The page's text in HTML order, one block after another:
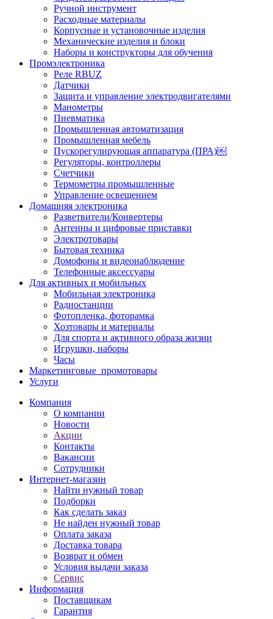
Ручной инструмент
Расходные материалы
Корпусные и установочные изделия
Механические изделия и блоки
Наборы и конструкторы для обучения
Промэлектроника
Реле RBUZ
Датчики
Защита и управление электродвигателями
Манометры
Пневматика
Промышленная автоматизация
Промышленная мебель
Пускорегулирующая аппаратура (ПРА)￼
Регуляторы, контроллеры
Счетчики
Термометры промышленные
Управление освещением
Домашняя электроника
Разветвители/Конвертеры
Антенны и цифровые приставки
Электротовары
Бытовая техника
Домофоны и видеонаблюдение
Телефонные аксессуары
Для активных и мобильных
Мобильная электроника
Радиостанции
Фотопленка, фоторамка
Хозтовары и материалы
Для спорта и активного образа жизни
Игрушки, наборы
Часы
Маркетинговые_промотовары
Услуги
Компания
О компании
Новости
Акции
Контакты
Вакансии
Сотрудники
Интернет-магазин
Найти нужный товар
Подборки
Как сделать заказ
Не найден нужный товар
Оплата заказа
Доставка товара
Возврат и обмен
Условия выдачи заказа
Сервис
Информация
Поставщикам
Гарантия